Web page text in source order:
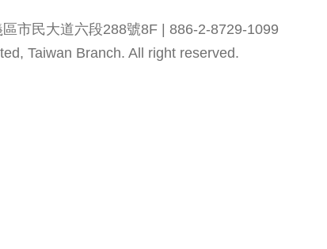
市民大道六段288號8F | 886-2-8729-1099
Taiwan Branch. All right reserved.